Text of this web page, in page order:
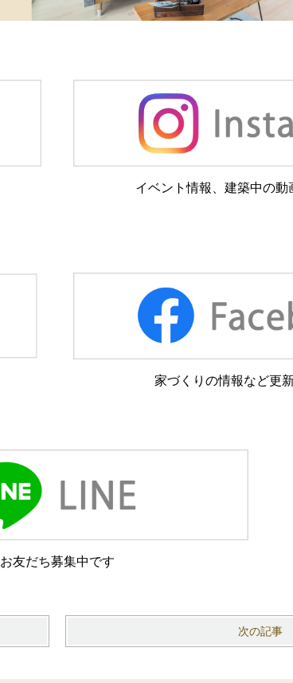
イベント情報、建築中の動
家づくりの情報など更
お友だち募集中です
次の記事